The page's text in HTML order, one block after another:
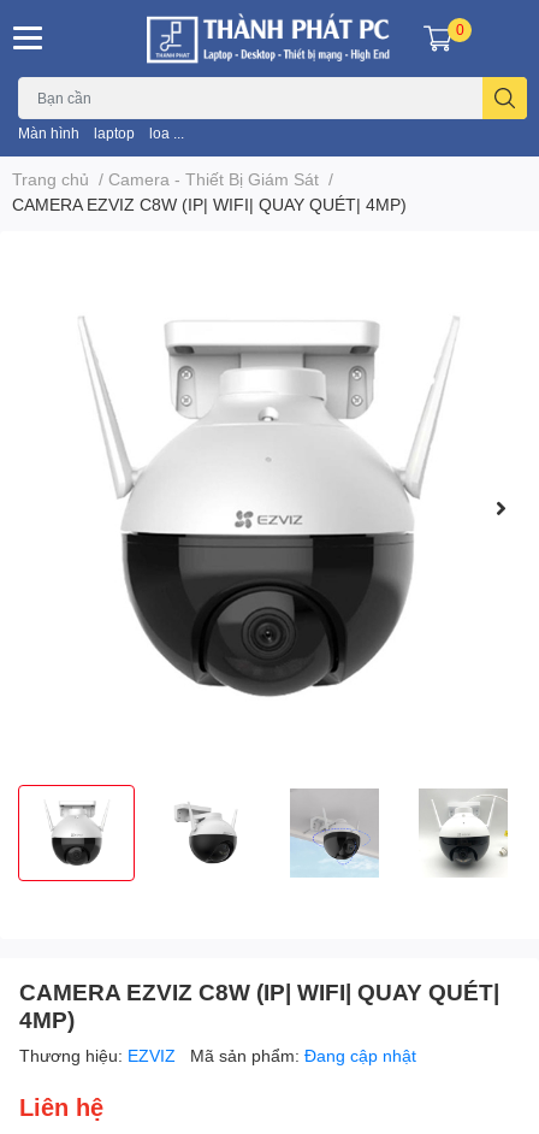
Màn hình laptop loa ...
0
Trang chủ / Camera - Thiết Bị Giám Sát /
CAMERA EZVIZ C8W (IP| WIFI| QUAY QUÉT| 4MP)
CAMERA EZVIZ C8W (IP| WIFI| QUAY QUÉT|
4MP)
Thương hiệu: EZVIZ Mã sản phẩm: Đang cập nhật
Liên hệ